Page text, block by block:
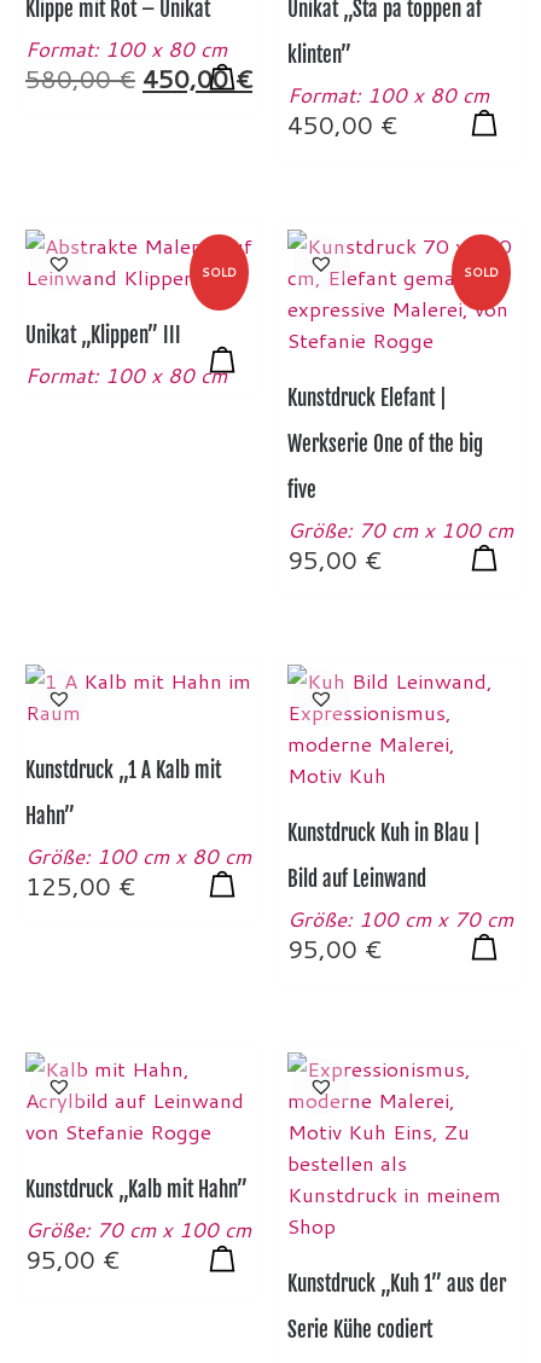
Klippe mit Rot – Unikat
Format: 100 x 80 cm
580,00€ Ursprünglicher Preis war: 580,00
450,00€Aktueller Preis ist:
Unikat „Sta pa toppen af
klinten”
Format: 100 x 80 cm
450,00 €
SOLD
Unikat „Klippen” III
Format: 100 x 80 cm
SOLD
Kunstdruck Elefant |
Werkserie One of the big
five
Größe: 70 cm x 100 cm
95,00 €
Kunstdruck „1 A Kalb mit
Hahn”
Größe: 100 cm x 80 cm
125,00 €
Kunstdruck Kuh in Blau |
Bild auf Leinwand
Größe: 100 cm x 70 cm
95,00 €
Kunstdruck „Kalb mit Hahn”
Größe: 70 cm x 100 cm
95,00 €
Kunstdruck „Kuh 1” aus der
Serie Kühe codiert